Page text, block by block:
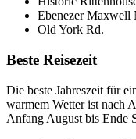
Ebenezer Maxwell
Old York Rd.
Beste Reisezeit
Die beste Jahreszeit für
warmem Wetter ist nach
Anfang August bis Ende